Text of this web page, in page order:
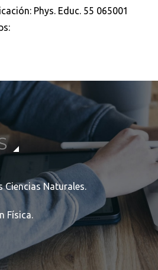
Phys. Educ. 55 065001
Ciencias Naturales.
Física.